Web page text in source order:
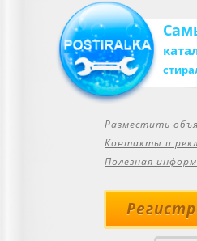
Разместить
Контакты и
Полезная